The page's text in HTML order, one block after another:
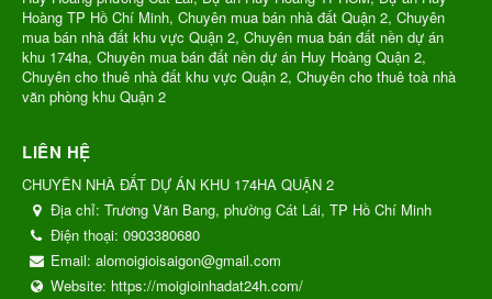
Hoàng TP Hồ Chí Minh, Chuyên mua bán nhà đất Quận 2, Chuyên
mua bán nhà đất khu vực Quận 2, Chuyên mua bán đất nền dự án
khu 174ha, Chuyên mua bán đất nền dự án Huy Hoàng Quận 2,
Chuyên cho thuê nhà đất khu vực Quận 2, Chuyên cho thuê toà nhà
văn phòng khu Quận 2
LIÊN HỆ
CHUYÊN NHÀ ĐẤT DỰ ÁN KHU 174HA QUẬN 2
Địa chỉ: Trương Văn Bang, phường Cát Lái, TP Hồ Chí Minh
Điện thoại: 0903380680
Email: alomoigioisaigon@gmail.com
Website: https://moigioinhadat24h.com/